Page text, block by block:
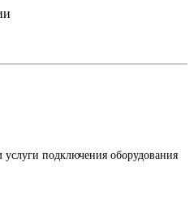
услуги подключения оборудования